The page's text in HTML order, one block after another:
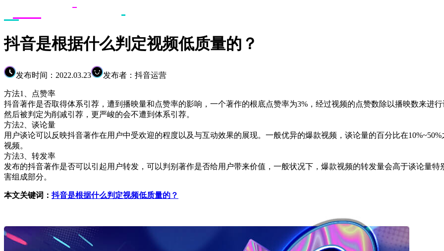
抖音是根据什么判定视频低质量的？
发布时间：2022.03.23 发布者：抖音运营
方法1、点赞率
抖音著作是否取得体系引荐，遭到播映量和点赞率的影响，一个著作的根底点赞率为3%，经过视频的点赞数除以播映数来进
然后被判定为削减引荐，更严峻的会不遭到体系引荐。
方法2、谈论量
用户谈论可以反映抖音著作在用户中受欢迎的程度以及与互动效果的展现。一般优异的爆款视频，谈论量的百分比在
视频。
方法3、转发率
发布的抖音著作是否可以引起用户转发，可以判别著作是否给用户带来价值，一般状况下，爆款视频的转发量会高于谈论量
害组成部分。
本文关键词：抖音是根据什么判定视频低质量的？